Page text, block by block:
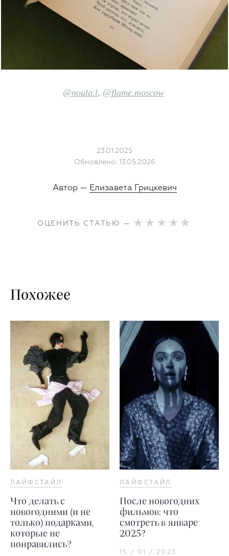
@noula.l, @flame.moscow
23.01.2025
Обновлено: 13.05.2026
Автор — Елизавета Грицкевич
ОЦЕНИТЬ СТАТЬЮ —
Похожее
ЛАЙФСТАЙЛ
Что делать с
новогодними (и не
только) подарками,
которые не
понравились?
ЛАЙФСТАЙЛ
После новогодних
фильмов: что
смотреть в январе
2025?
15 / 01 / 2025